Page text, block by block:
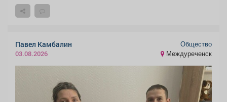
Павел Камбалин
03.08.2026
Общество
Междуреченск